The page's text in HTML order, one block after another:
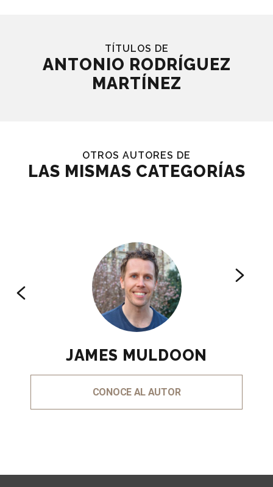
TÍTULOS DE
ANTONIO RODRÍGUEZ
MARTÍNEZ
OTROS AUTORES DE
LAS MISMAS CATEGORÍAS
JAMES MULDOON
CONOCE AL AUTOR